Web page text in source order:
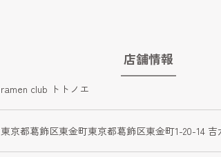
店舗情報
ramen club トトノエ
東京都葛飾区東金町東京都葛飾区東金町1-20-14 吉